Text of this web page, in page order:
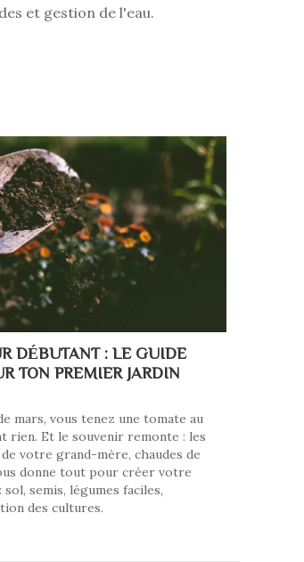
et gestion de l'eau.
DÉBUTANT : LE GUIDE
TON PREMIER JARDIN
mars, vous tenez une tomate au
rien. Et le souvenir remonte : les
votre grand-mère, chaudes de
donne tout pour créer votre
semis, légumes faciles,
des cultures.